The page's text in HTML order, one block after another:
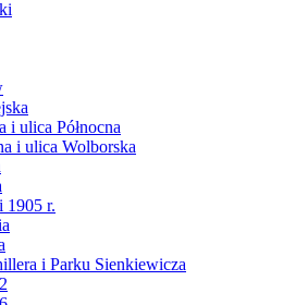
i ulica Północna
i ulica Wolborska
1905 r.
i Parku Sienkiewicza